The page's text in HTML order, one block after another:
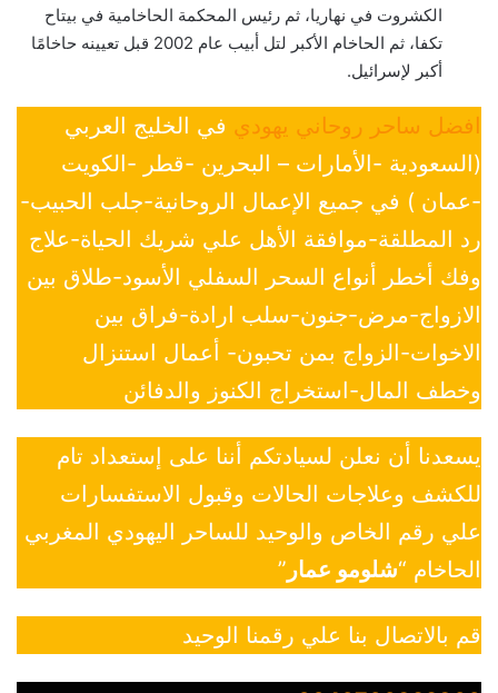
الكشروت في نهاريا، ثم رئيس المحكمة الحاخامية في بيتاح
تكفا، ثم الحاخام الأكبر لتل أبيب عام 2002 قبل تعيينه حاخامًا
أكبر لإسرائيل.
افضل ساحر روحاني يهودي في الخليج العربي
(السعودية -الأمارات – البحرين -قطر -الكويت
-عمان ) في جميع الإعمال الروحانية-جلب الحبيب-
رد المطلقة-موافقة الأهل علي شريك الحياة-علاج
وفك أخطر أنواع السحر السفلي الأسود-طلاق بين
الازواج-مرض-جنون-سلب ارادة-فراق بين
الاخوات-الزواج بمن تحبون- أعمال استنزال
وخطف المال-استخراج الكنوز والدفائن
يسعدنا أن نعلن لسيادتكم أننا على إستعداد تام
للكشف وعلاجات الحالات وقبول الاستفسارات
علي رقم الخاص والوحيد للساحر اليهودي المغربي
الحاخام “شلومو عمار ”
قم بالاتصال بنا علي رقمنا الوحيد